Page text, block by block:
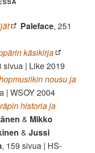
Paleface, 251
käsikirja
sivua | Like 2019
nousu ja
| WSOY 2004
historia ja
& Mikko
&Jussi
, 159 sivua | HS-